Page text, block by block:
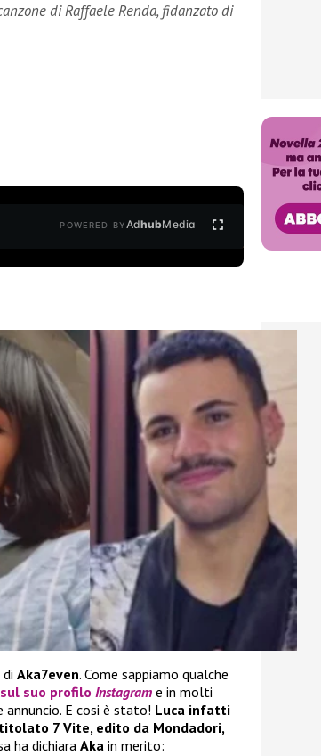
di Raffaele Renda, fidanzato di
POWERED BYAdhubMedia
Aka7even. Come sappiamo qualche
suo profilo Instagram e in molti
E cosi è stato! Luca infatti
7 Vite, edito da Mondadori,
ha dichiara Aka in merito: